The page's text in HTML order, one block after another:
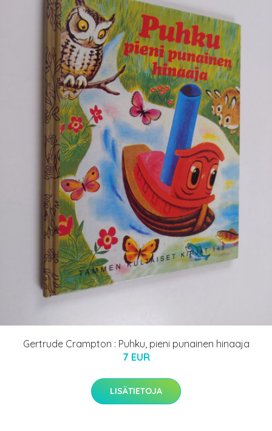
Gertrude Crampton : Puhku, pieni punainen hinaaja
7 EUR
LISÄTIETOJA